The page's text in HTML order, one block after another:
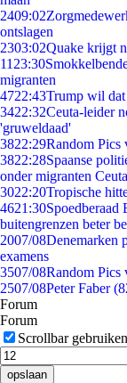
2409:02
ontslagen
2303:02Quake krijgt
11 23:30
migranten
4722:43Trump wil
3422:32Ceuta-leider
'gruweldaad'
3822:29Random Pics
3822:28Spaanse
onder migranten Ceuta
3022:20Tropische
4621:30Spoedberaad
buitengrenzen beter
2007/08Denemarken
examens
3507/08Random Pics
2507/08Peter Faber
Forum
Forum
Scrollbar gebruiken
opslaan